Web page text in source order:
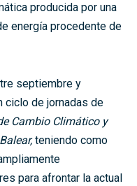
producida por una
energía procedente de
septiembre y
ciclo de jornadas de
Cambio Climático y
teniendo como
para afrontar la actual